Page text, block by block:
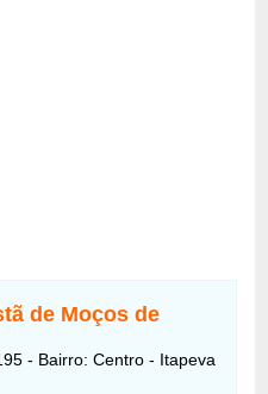
de Moços de
- Bairro: Centro - Itapeva